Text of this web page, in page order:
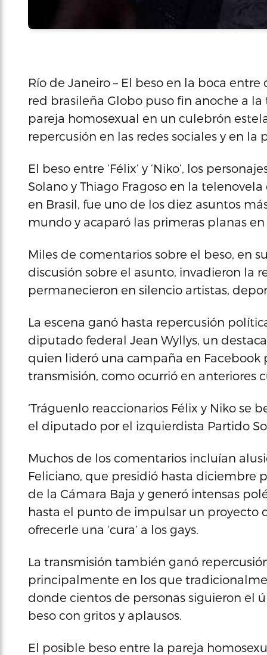
Río de Janeiro – El beso en la boca
red brasileña Globo puso fin anoche a la
pareja homosexual en un culebrón
repercusión en las redes sociales y en la
El beso entre ‘Félix’ y ‘Niko’, los
Solano y Thiago Fragoso en la
en Brasil, fue uno de los diez asuntos
mundo y acaparó las primeras planas
Miles de comentarios sobre el beso, en
discusión sobre el asunto, invadieron la
permanecieron en silencio artistas,
La escena ganó hasta repercusión
diputado federal Jean Wyllys, un
quien lideró una campaña en Facebook
transmisión, como ocurrió en anteriores
‘Tráguenlo reaccionarios Félix y Niko se
el diputado por el izquierdista Partido
Muchos de los comentarios incluían
Feliciano, que presidió hasta diciembre
de la Cámara Baja y generó intensas
hasta el punto de impulsar un proyecto
ofrecerle una ‘cura’ a los gays.
La transmisión también ganó
principalmente en los que
donde cientos de personas siguieron el
beso con gritos y aplausos.
El posible beso entre la pareja